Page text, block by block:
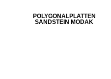
POLYGONALPLATTEN
SANDSTEIN MODAK